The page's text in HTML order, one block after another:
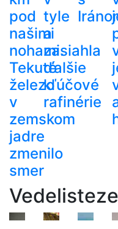
pod
našimi
nohami.
Tekuté
železo
v
zemskom
jadre
zmenilo
smer
tyle
a
zasiahla
ďalšie
kľúčové
rafinérie